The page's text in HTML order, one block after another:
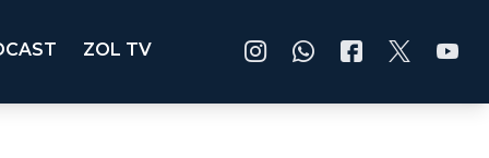
ZOL TV